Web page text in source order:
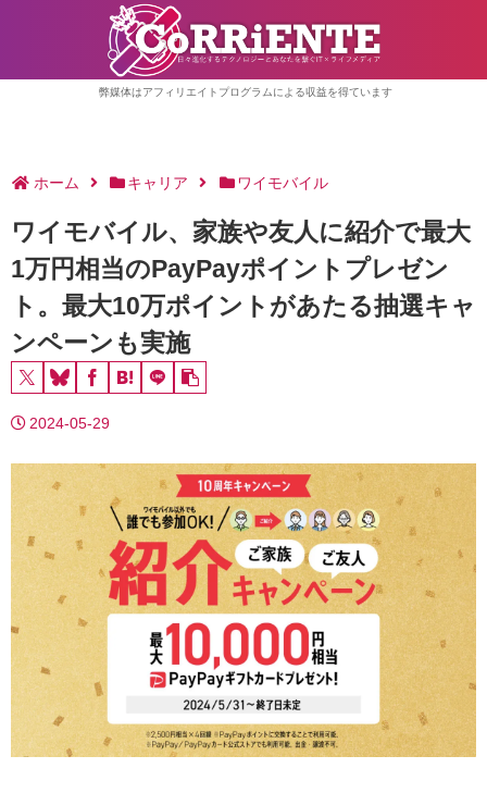
弊媒体はアフィリエイトプログラムによる収益を得ています
ホーム キャリア ワイモバイル
ワイモバイル、家族や友人に紹介で最大
1万円相当のPayPayポイントプレゼン
ト。最大10万ポイントがあたる抽選キャ
ンペーンも実施
2024-05-29